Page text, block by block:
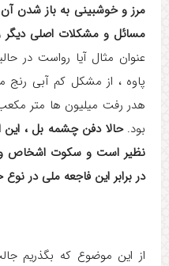
مرز و خوشبینی به باز شدن
مسائل و مشکلات اصلی دیگر
عنوان مثال آیا رواست در
پاوه ، از مشکل کم آبی رنج
هدر رفت میلیون ها متر
بود.حالا دفن چشمه بل ، این
نظیر است و سکوت اشخاص و
در برابر این فاجعه ملی در
از این موضوع که بگذریم